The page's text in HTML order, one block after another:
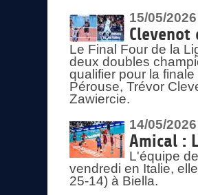
15/05/2026
Le Final Four de la
deux doubles
qualifier pour la
Pérouse, Trévor
Zawiercie.
14/05/2026
Amical :
L'équipe
vendredi en Italie,
25-14) à Biella.